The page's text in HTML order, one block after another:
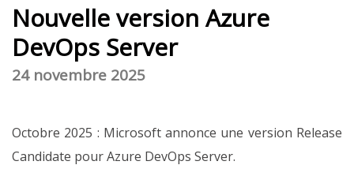
Nouvelle version Azure
DevOps Server
24 novembre 2025
Octobre 2025 : Microsoft annonce une version Release
Candidate pour Azure DevOps Server.